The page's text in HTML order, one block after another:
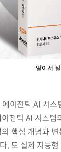
알아서
이전틱 AI 시
전틱 AI 시스
핵심 개념과
. 또 실제 지능